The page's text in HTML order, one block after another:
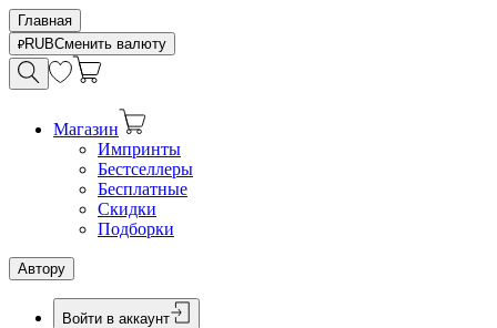
Главная
RUBСменить валюту
Магазин
Импринты
Бестселлеры
Бесплатные
Скидки
Подборки
Автору
Войти в аккаунт